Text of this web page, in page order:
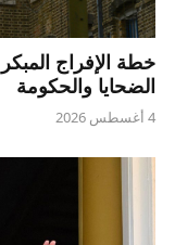
خطة الإفراج
الضحايا والحكومة
4 أغسطس 2026